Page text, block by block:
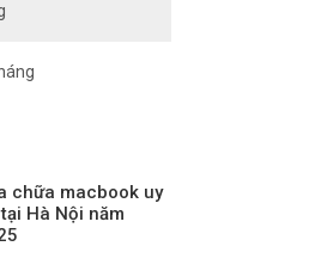
chữa macbook uy
Hà Nội năm